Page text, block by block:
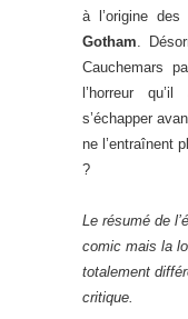
à l’origine
Gotham.
Cauchemars
l’horreur
s’échapper
ne l’entraînent
?
Le résumé de
comic mais la
totalement
critique.